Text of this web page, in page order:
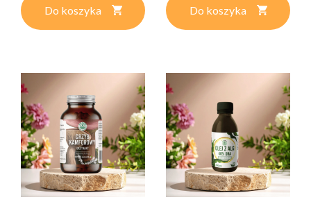
Do koszyka Do koszyka